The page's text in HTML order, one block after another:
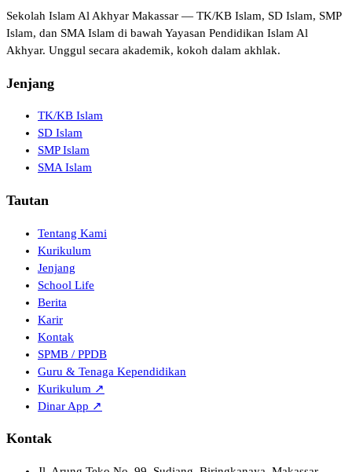
Sekolah Islam Al Akhyar Makassar — TK/KB Islam, SD Islam, SMP
Islam, dan SMA Islam di bawah Yayasan Pendidikan Islam Al
Akhyar. Unggul secara akademik, kokoh dalam akhlak.
Jenjang
TK/KB Islam
SD Islam
SMP Islam
SMA Islam
Tautan
Tentang Kami
Kurikulum
Jenjang
School Life
Berita
Karir
Kontak
SPMB / PPDB
Guru & Tenaga Kependidikan
Kurikulum ↗
Dinar App ↗
Kontak